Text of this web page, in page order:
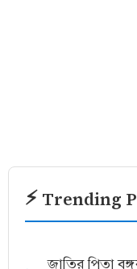
⚡ Trending
জাতির পিতা